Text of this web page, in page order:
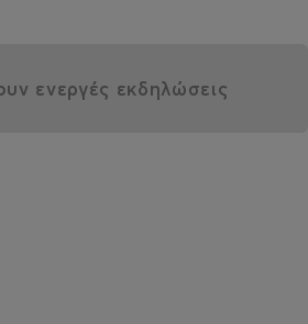
ενεργές εκδηλώσεις